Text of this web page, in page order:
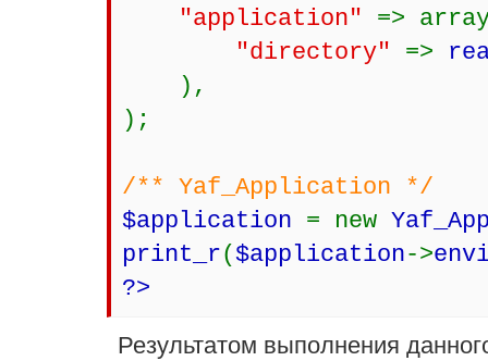
"application" =>
"directory" =>
),
);
/** Yaf_Application */
$application = new
print_r($application->
?>
Результатом выполнения